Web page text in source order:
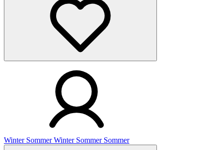
Winter Sommer Winter Sommer Sommer